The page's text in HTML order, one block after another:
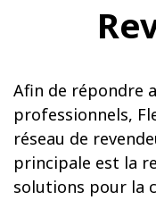
Afin de répondre
professionnels,
réseau de
principale est la
solutions pour la